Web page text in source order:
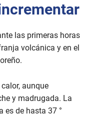
las primeras horas
volcánica y en el
aunque
y madrugada. La
es de hasta 37 °